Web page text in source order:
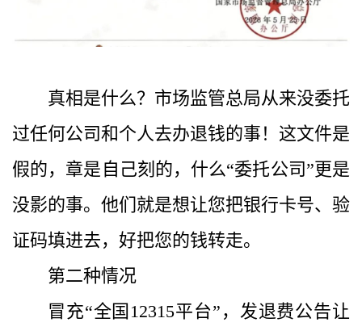
真相是什么？市场监管总局从来没委托
过任何公司和个人去办退钱的事！这文件是
假的，章是自己刻的，什么“委托公司”更是
没影的事。他们就是想让您把银行卡号、验
证码填进去，好把您的钱转走。
第二种情况
冒充“全国12315平台”，发退费公告让